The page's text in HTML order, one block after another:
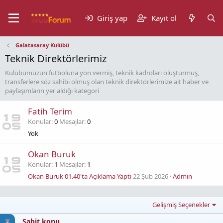
Giriş yap Kayıt ol
Galatasaray Kulübü
Teknik Direktörlerimiz
Kulübümüzün futboluna yön vermiş, teknik kadroları oluşturmuş,
transferlere söz sahibi olmuş olan teknik direktörlerimize ait haber ve
paylaşımların yer aldığı kategori
Fatih Terim
Konular 0 Mesajlar 0
Yok
Okan Buruk
Konular 1 Mesajlar 1
Okan Buruk 01.40'ta Açıklama Yaptı22 Şub 2026 Admin
Gelişmiş Seçenekler